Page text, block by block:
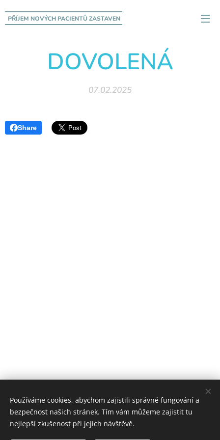
PŘÍJEM NOVÝCH PACIENTŮZASTAVEN
DOVOLENÁ
07.02.2025
Share
Používáme cookies, abychom zajistili správné fungování a
bezpečnost našich stránek. Tím vám můžeme zajistit tu
nejlepší zkušenost při jejich návštěvě.